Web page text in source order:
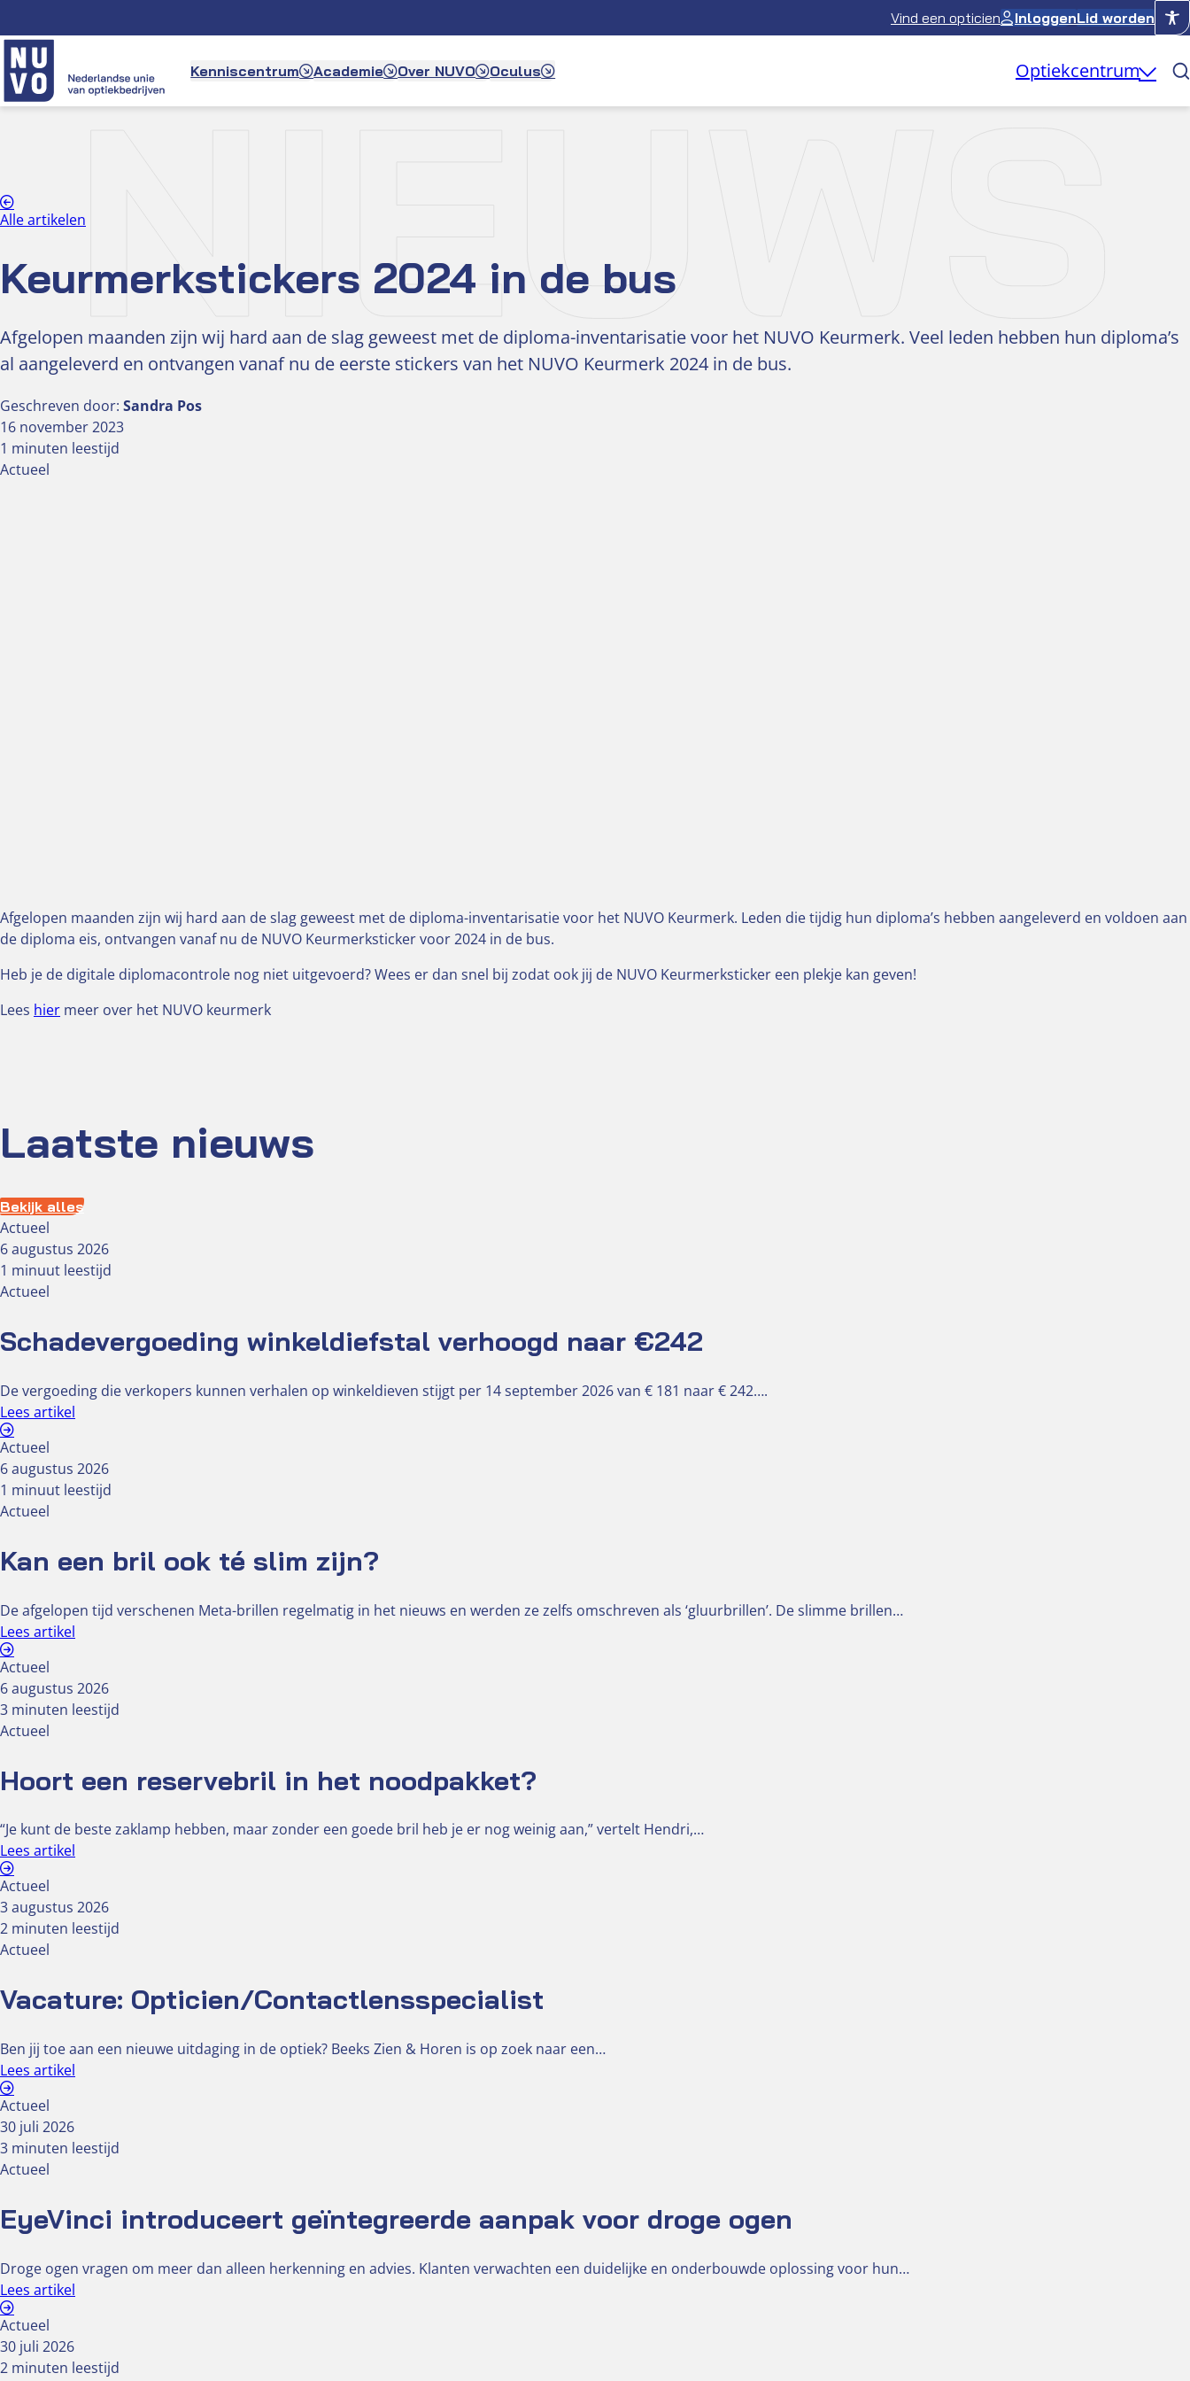
naar
de
inhoud
Vind een opticien InloggenLid worden
Kenniscentrum Academie Over NUVO Oculus Optiekcentrum
NIEUWS
Alle artikelen
Keurmerkstickers 2024 in de bus
Afgelopen maanden zijn wij hard aan de slag geweest met de diploma-inventarisatie voor het NUVO Keurmerk. Veel leden hebben hun diploma’s
al aangeleverd en ontvangen vanaf nu de eerste stickers van het NUVO Keurmerk 2024 in de bus.
Geschreven door: Sandra Pos
16 november 2023
1 minuten leestijd
Actueel
Afgelopen maanden zijn wij hard aan de slag geweest met de diploma-inventarisatie voor het NUVO Keurmerk. Leden die tijdig hun diploma’s hebben aangeleverd en voldoen aan
de diploma eis, ontvangen vanaf nu de NUVO Keurmerksticker voor 2024 in de bus.
Heb je de digitale diplomacontrole nog niet uitgevoerd? Wees er dan snel bij zodat ook jij de NUVO Keurmerksticker een plekje kan geven!
Lees hier meer over het NUVO keurmerk
Laatste nieuws
Bekijk alles
Actueel
6 augustus 2026
1 minuut leestijd
Actueel
Schadevergoeding winkeldiefstal verhoogd naar €242
De vergoeding die verkopers kunnen verhalen op winkeldieven stijgt per 14 september 2026 van € 181 naar € 242….
Lees artikel
Actueel
6 augustus 2026
1 minuut leestijd
Actueel
Kan een bril ook té slim zijn?
De afgelopen tijd verschenen Meta-brillen regelmatig in het nieuws en werden ze zelfs omschreven als ‘gluurbrillen’. De slimme brillen…
Lees artikel
Actueel
6 augustus 2026
3 minuten leestijd
Actueel
Hoort een reservebril in het noodpakket?
“Je kunt de beste zaklamp hebben, maar zonder een goede bril heb je er nog weinig aan,” vertelt Hendri,…
Lees artikel
Actueel
3 augustus 2026
2 minuten leestijd
Actueel
Vacature: Opticien/Contactlensspecialist
Ben jij toe aan een nieuwe uitdaging in de optiek? Beeks Zien & Horen is op zoek naar een…
Lees artikel
Actueel
30 juli 2026
3 minuten leestijd
Actueel
EyeVinci introduceert geïntegreerde aanpak voor droge ogen
Droge ogen vragen om meer dan alleen herkenning en advies. Klanten verwachten een duidelijke en onderbouwde oplossing voor hun…
Lees artikel
Actueel
30 juli 2026
2 minuten leestijd